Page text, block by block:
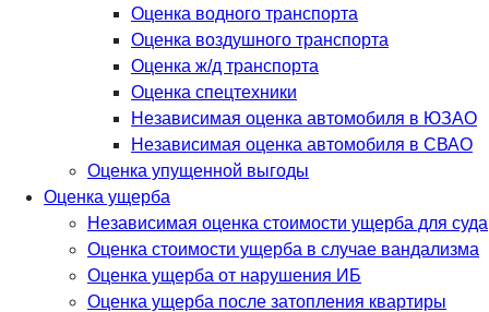
Оценка водного транспорта
Оценка воздушного транспорта
Оценка ж/д транспорта
Оценка спецтехники
Независимая оценка автомобиля в ЮЗАО
Независимая оценка автомобиля в СВАО
Оценка упущенной выгоды
Оценка ущерба
Независимая оценка стоимости ущерба для суда
Оценка стоимости ущерба в случае вандализма
Оценка ущерба от нарушения ИБ
Оценка ущерба после затопления квартиры